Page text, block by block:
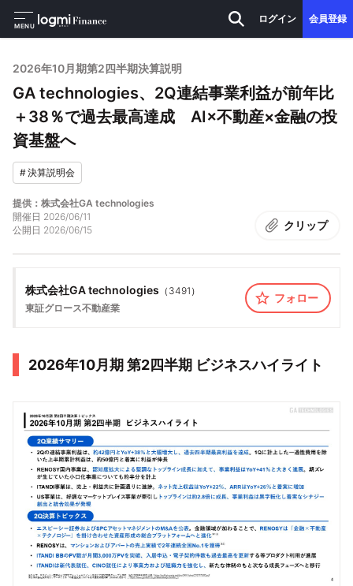
MENU
ログイン 会員登録
2026年10月期第2四半期決算説明
GA technologies、2Q連結事業利益が前年比
＋38％で過去最高達成 AI×不動産×金融の投
資基盤へ
#決算説明会
提供：株式会社GA technologies
開催日 2026/06/11
公開日 2026/06/15 クリップ
株式会社GA technologies （ 3491 ）
東証グロース不動産業
フォロー
2026年10月期 第2四半期 ビジネスハイライト